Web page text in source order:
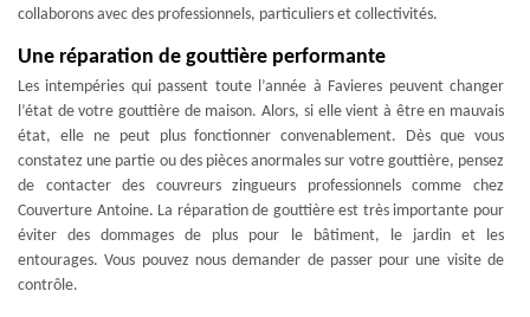
collaborons avec des professionnels, particuliers et collectivités.
Une réparation de gouttière performante
Les intempéries qui passent toute l’année à Favieres peuvent changer
l’état de votre gouttière de maison. Alors, si elle vient à être en mauvais
état, elle ne peut plus fonctionner convenablement. Dès que vous
constatez une partie ou des pièces anormales sur votre gouttière, pensez
de contacter des couvreurs zingueurs professionnels comme chez
Couverture Antoine. La réparation de gouttière est très importante pour
éviter des dommages de plus pour le bâtiment, le jardin et les
entourages. Vous pouvez nous demander de passer pour une visite de
contrôle.